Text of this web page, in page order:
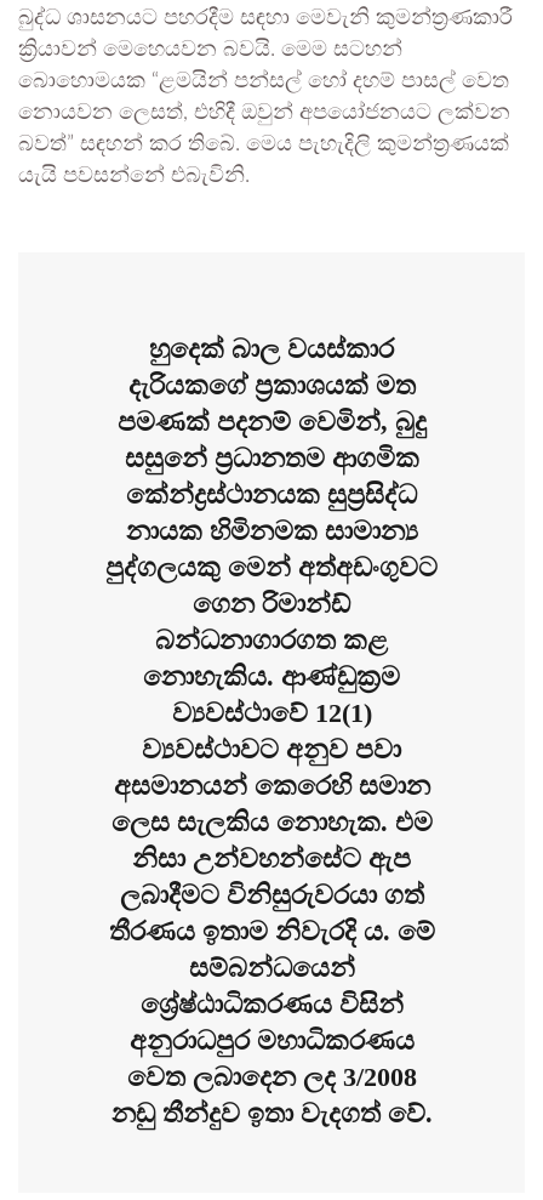
බුද්ධ ශාසනයට පහරදීම සඳහා මෙවැනි කුමන්ත්‍රණකාරී
ක්‍රියාවන් මෙහෙයවන බවයි. මෙම සටහන්
බොහොමයක “ළමයින් පන්සල් හෝ දහම් පාසල් වෙත
නොයවන ලෙසත්, එහිදී ඔවුන් අපයෝජනයට ලක්වන
බවත්” සඳහන් කර තිබේ. මෙය පැහැදිලි කුමන්ත්‍රණයක්
යැයි පවසන්නේ එබැවිනි.
හුදෙක් බාල වයස්කාර
දැරියකගේ ප්‍රකාශයක් මත
පමණක් පදනම් වෙමින්, බුදු
සසුනේ ප්‍රධානතම ආගමික
කේන්ද්‍රස්ථානයක සුප්‍රසිද්ධ
නායක හිමිනමක සාමාන්‍ය
පුද්ගලයකු මෙන් අත්අඩංගුවට
ගෙන රිමාන්ඩ්
බන්ධනාගාරගත කළ
නොහැකිය. ආණ්ඩුක්‍රම
ව්‍යවස්ථාවේ 12(1)
ව්‍යවස්ථාවට අනුව පවා
අසමානයන් කෙරෙහි සමාන
ලෙස සැලකිය නොහැක. එම
නිසා උන්වහන්සේට ඇප
ලබාදීමට විනිසුරුවරයා ගත්
තීරණය ඉතාම නිවැරදි ය. මේ
සම්බන්ධයෙන්
ශ්‍රේෂ්ඨාධිකරණය විසින්
අනුරාධපුර මහාධිකරණය
වෙත ලබාදෙන ලද 3/2008
නඩු තීන්දුව ඉතා වැදගත් වේ.